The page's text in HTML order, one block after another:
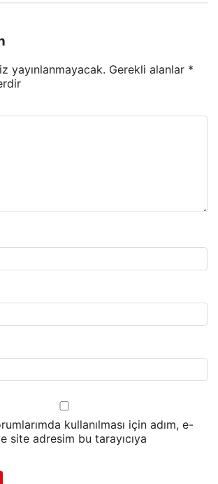
yayınlanmayacak. Gerekli alanlar *
kullanılması için adım, e-
site adresim bu tarayıcıya